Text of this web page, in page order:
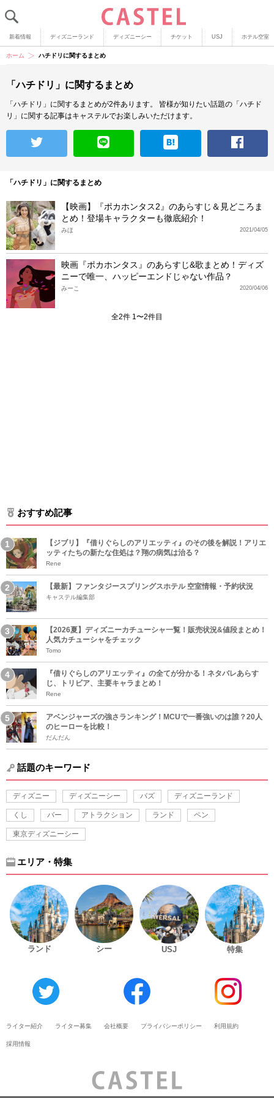
新着情報 ディズニーランド ディズニーシー チケット USJ ホテル空室
ホーム ハチドリに関するまとめ
「ハチドリ」に関するまとめ
「ハチドリ」に関するまとめが2件あります。
皆様が知りたい話題の「ハチド
リ」に関する記事はキャステルでお楽しみいただけます。
「ハチドリ」に関するまとめ
【映画】『ポカホンタス2』のあらすじ＆見どころま
とめ！登場キャラクターも徹底紹介！
2021/04/05
みほ
映画『ポカホンタス』のあらすじ&歌まとめ！ディズ
ニーで唯一、ハッピーエンドじゃない作品？
2020/04/06
みーこ
全2件 1〜2件目
おすすめ記事
【ジブリ】『借りぐらしのアリエッティ』のその後を解説！アリエ
ッティたちの新たな住処は？翔の病気は治る？
Rene
【最新】ファンタジースプリングスホテル 空室情報・予約状況
キャステル編集部
【2026夏】ディズニーカチューシャ一覧！販売状況&値段まとめ！
人気カチューシャをチェック
Tomo
『借りぐらしのアリエッティ』の全てが分かる！ネタバレあらす
じ、トリビア、主要キャラまとめ！
Rene
アベンジャーズの強さランキング！MCUで一番強いのは誰？20人
のヒーローを比較！
だんだん
話題のキーワード
ディズニー ディズニーシー バズ ディズニーランド
くし バー アトラクション ランド ペン
東京ディズニーシー
エリア・特集
ランド シー USJ 特集
ライター紹介 ライター募集 会社概要 プライバシーポリシー 利用規約
採用情報